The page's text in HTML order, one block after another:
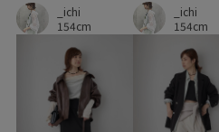
ストライプシャツ ストラップ
ストレッチ性 ストレートパンツ
ソフトタッチ チャ
デイリーで活躍 パンツにもス
_ichi
154cm
_ichi
154cm